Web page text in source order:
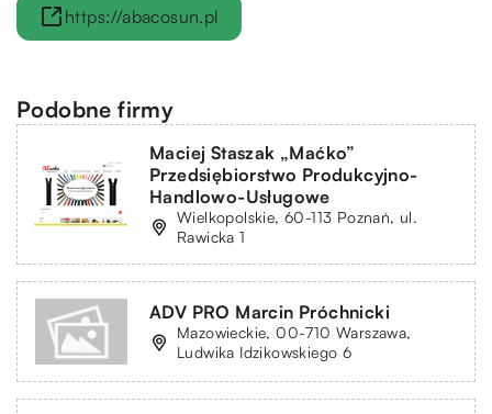
https://abacosun.pl
Podobne firmy
Maciej Staszak „Maćko”
Przedsiębiorstwo Produkcyjno-
Handlowo-Usługowe
Wielkopolskie, 60-113 Poznań, ul.
Rawicka 1
ADV PRO Marcin Próchnicki
Mazowieckie, 00-710 Warszawa,
Ludwika Idzikowskiego 6